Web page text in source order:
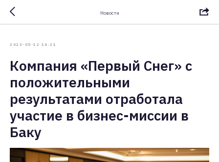
Новости
2023-05-12 14:21
Компания «Первый Снег» с
положительными
результатами отработала
участие в бизнес-миссии в
Баку